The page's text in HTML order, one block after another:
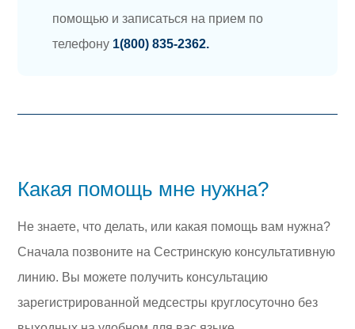
помощью и записаться на прием по
телефону 1(800) 835-2362.
Какая помощь мне нужна?
Не знаете, что делать, или какая помощь вам нужна?
Сначала позвоните на Сестринскую консультативную
линию. Вы можете получить консультацию
зарегистрированной медсестры круглосуточно без